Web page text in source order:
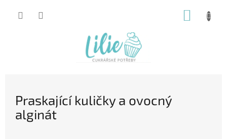
Praskající kuličky a ovocný
alginát